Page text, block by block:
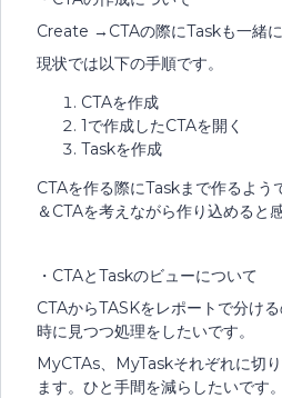
Create →CTAの際にTaskも一緒に
現状では以下の手順です。
CTAを作成
1で作成したCTAを開く
Taskを作成
CTAを作る際にTaskまで作るよう
＆CTAを考えながら作り込めると
・CTAとTaskのビューについて
CTAからTASKをレポートで分け
時に見つつ処理をしたいです。
MyCTAs、MyTaskそれぞれに切
ます。ひと手間を減らしたいです。